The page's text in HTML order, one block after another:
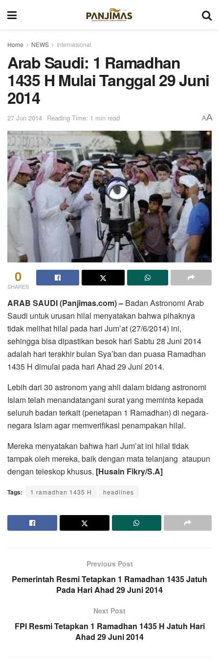
Home NEWS Internasional
Arab Saudi: 1 Ramadhan
1435 H Mulai Tanggal 29 Juni
2014
27 Jun 2014 Reading Time: 1 min read AA
0
SHARES
ARAB SAUDI (Panjimas.com) – Badan Astronomi Arab
Saudi untuk urusan hilal menyatakan bahwa pihaknya
tidak melihat hilal pada hari Jum’at (27/6/2014) ini,
sehingga bisa dipastikan besok hari Sabtu 28 Juni 2014
adalah hari terakhir bulan Sya’ban dan puasa Ramadhan
1435 H dimulai pada hari Ahad 29 Juni 2014.
Lebih dari 30 astronom yang ahli dalam bidang astronomi
Islam telah menandatangani surat yang meminta kepada
seluruh badan terkait (penetapan 1 Ramadhan) di negara-
negara Islam agar memverifikasi penampakan hilal.
Mereka menyatakan bahwa hari Jum’at ini hilal tidak
tampak oleh mereka, baik dengan mata telanjang ataupun
dengan teleskop khusus. [Husain Fikry/S.A]
Tags: 1 ramadhan 1435 H headlines
Previous Post
Pemerintah Resmi Tetapkan 1 Ramadhan 1435 Jatuh
Pada Hari Ahad 29 Juni 2014
Next Post
FPI Resmi Tetapkan 1 Ramadhan 1435 H Jatuh Hari
Ahad 29 Juni 2014